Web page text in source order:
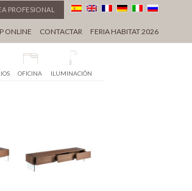
PROFESIONAL
ONLINE CONTACTAR FERIA HABITAT 2026
OFICINA ILUMINACIÓN